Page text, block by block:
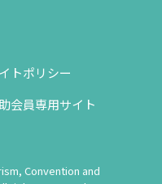
トポリシー
会員専用サイト
Convention and